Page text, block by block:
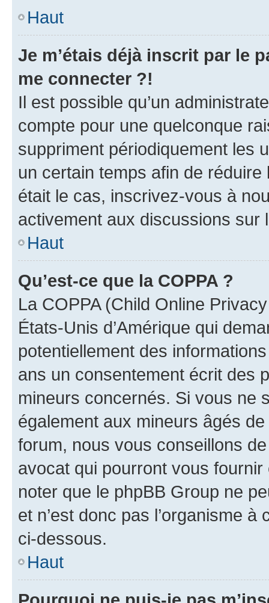
Haut
Je m’étais déjà inscrit par le
me connecter ?!
Il est possible qu’un
compte pour une quelconque
suppriment périodiquement les
un certain temps afin de
était le cas, inscrivez-vous à
activement aux discussions sur
Haut
Qu’est-ce que la COPPA ?
La COPPA (Child Online
États-Unis d’Amérique qui
potentiellement des
ans un consentement écrit des
mineurs concernés. Si vous ne
également aux mineurs âgés
forum, nous vous conseillons
avocat qui pourront vous
noter que le phpBB Group ne
et n’est donc pas l’organisme
ci-dessous.
Haut